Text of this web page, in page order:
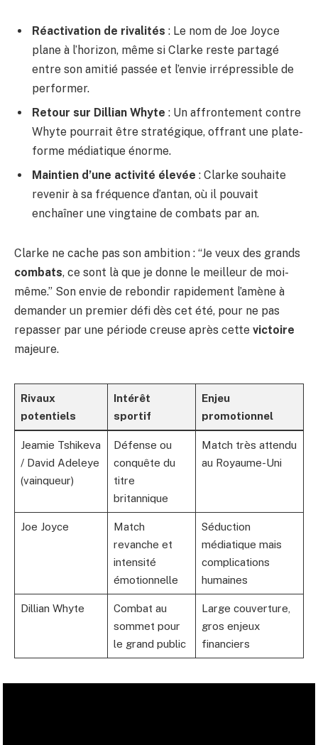
Réactivation de rivalités : Le nom de Joe Joyce
plane à l’horizon, même si Clarke reste partagé
entre son amitié passée et l’envie irrépressible de
performer.
Retour sur Dillian Whyte : Un affrontement contre
Whyte pourrait être stratégique, offrant une plate-
forme médiatique énorme.
Maintien d’une activité élevée : Clarke souhaite
revenir à sa fréquence d’antan, où il pouvait
enchaîner une vingtaine de combats par an.
Clarke ne cache pas son ambition : “Je veux des grands
combats, ce sont là que je donne le meilleur de moi-
même.” Son envie de rebondir rapidement l’amène à
demander un premier défi dès cet été, pour ne pas
repasser par une période creuse après cette victoire
majeure.
Rivaux
potentiels
Intérêt
sportif
Enjeu
promotionnel
Jeamie Tshikeva
/ David Adeleye
(vainqueur)
Défense ou
conquête du
titre
britannique
Match très attendu
au Royaume-Uni
Joe Joyce
Match
revanche et
intensité
émotionnelle
Séduction
médiatique mais
complications
humaines
Dillian Whyte
Combat au
sommet pour
le grand public
Large couverture,
gros enjeux
financiers